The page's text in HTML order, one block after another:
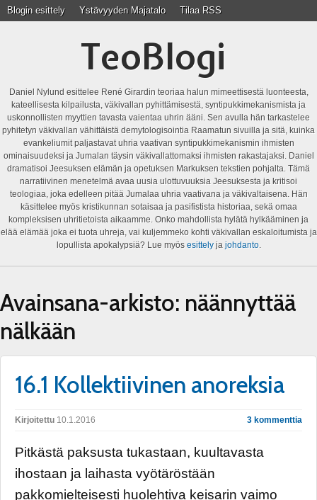
Blogin esittely Ystävyyden Majatalo Tilaa RSS
TeoBlogi
Daniel Nylund esittelee René Girardin teoriaa halun mimeettisestä luonteesta,
kateellisesta kilpailusta, väkivallan pyhittämisestä, syntipukkimekanismista ja
uskonnollisten myyttien tavasta vaientaa uhrin ääni. Sen avulla hän tarkastelee
pyhitetyn väkivallan vähittäistä demytologisointia Raamatun sivuilla ja sitä, kuinka
evankeliumit paljastavat uhria vaativan syntipukkimekanismin ihmisten
ominaisuudeksi ja Jumalan täysin väkivallattomaksi ihmisten rakastajaksi. Daniel
dramatisoi Jeesuksen elämän ja opetuksen Markuksen tekstien pohjalta. Tämä
narratiivinen menetelmä avaa uusia ulottuvuuksia Jeesuksesta ja kritisoi
teologiaa, joka edelleen pitää Jumalaa uhria vaativana ja väkivaltaisena. Hän
käsittelee myös kristikunnan sotaisaa ja pasifistista historiaa, sekä omaa
kompleksisen uhritietoista aikaamme. Onko mahdollista hylätä hylkääminen ja
elää elämää joka ei tuota uhreja, vai kuljemmeko kohti väkivallan eskaloitumista ja
lopullista apokalypsiä? Lue myös esittelyja johdanto.
Avainsana-arkisto: näännyttää
nälkään
16.1 Kollektiivinen anoreksia
Kirjoitettu 10.1.2016 3 kommenttia
Pitkästä paksusta tukastaan, kuultavasta
ihostaan ja laihasta vyötäröstään
pakkomielteisesti huolehtiva keisarin vaimo